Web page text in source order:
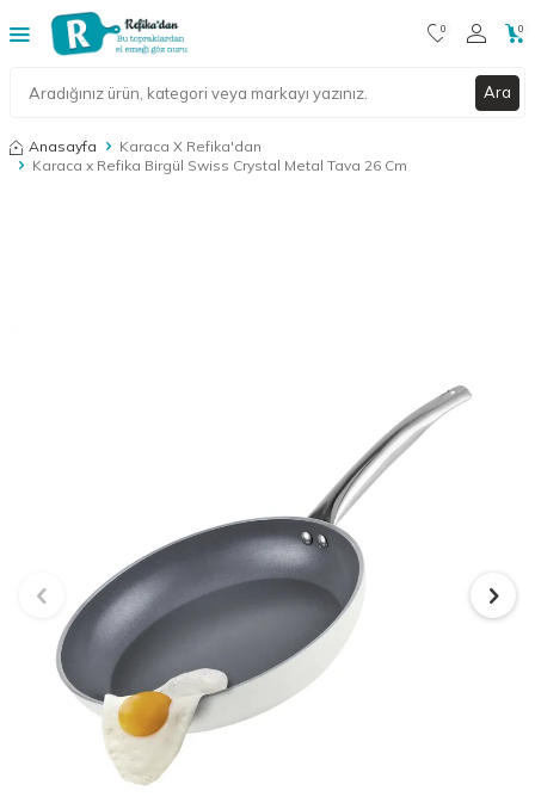
Ara
0 0
Anasayfa
Karaca X Refika'dan
Karaca x Refika Birgül Swiss Crystal Metal Tava 26 Cm